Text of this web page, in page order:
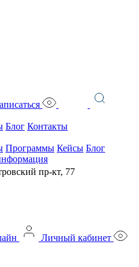
Блог Контакты
Программы Кейсы Блог
пр-кт, 77
Личный кабинет